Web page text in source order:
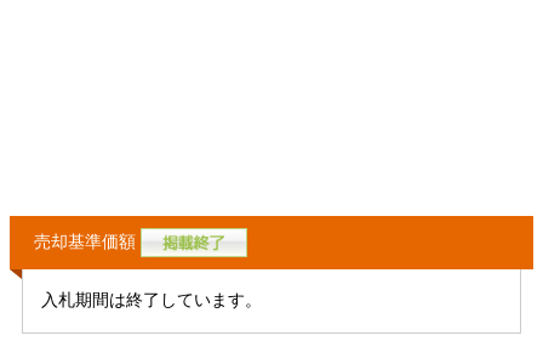
売却基準価額
入札期間は終了しています。